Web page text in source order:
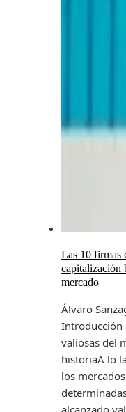
Las 10 firmas
capitalización
mercado
Álvaro Sanz
Introducción
valiosas del
historiaA lo
los
alcanzado